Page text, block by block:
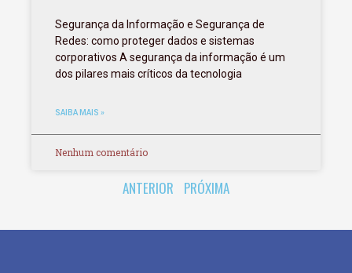
Segurança da Informação e Segurança de
Redes: como proteger dados e sistemas
corporativos A segurança da informação é um
dos pilares mais críticos da tecnologia
SAIBA MAIS »
Nenhum comentário
ANTERIOR PRÓXIMA